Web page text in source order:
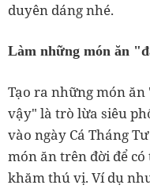
duyên dáng nhé.
Làm những món ăn
Tạo ra những món
vậy" là trò lừa siêu
vào ngày Cá Tháng
món ăn trên đời để
khăm thú vị. Ví dụ